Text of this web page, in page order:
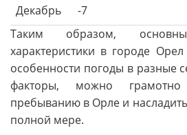
Декабрь
-7
Таким образом,
характеристики в городе
особенности погоды в разные
факторы, можно грамотно
пребыванию в Орле и
полной мере.